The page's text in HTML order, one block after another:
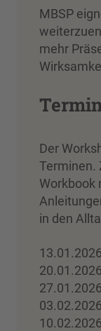
MBSP
mehr
Der
Terminen.
Workbook
in den